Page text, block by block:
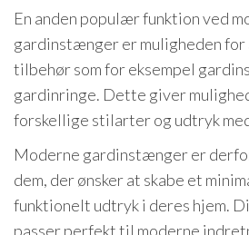
En anden populær funktion ved
gardinstænger er muligheden
tilbehør som for eksempel
gardinringe. Dette giver
forskellige stilarter og udtryk
Moderne gardinstænger er
dem, der ønsker at skabe et
funktionelt udtryk i deres hjem.
passer perfekt til moderne